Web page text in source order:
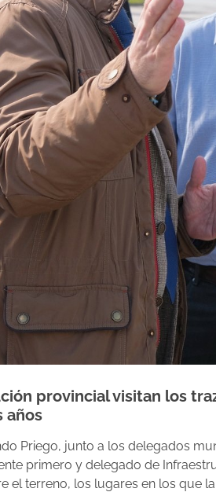
provincial visitan los
años
Priego, junto a los delegados
primero y delegado de
el terreno, los lugares en los que